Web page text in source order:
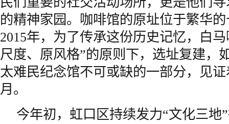
的精神家园。咖啡馆的原址位于繁华
2015年，为了传承这份历史记忆，白
尺度、原风格”的原则下，选址复建，
太难民纪念馆不可或缺的一部分，见
月。
今年初，虹口区持续发力“文化三地